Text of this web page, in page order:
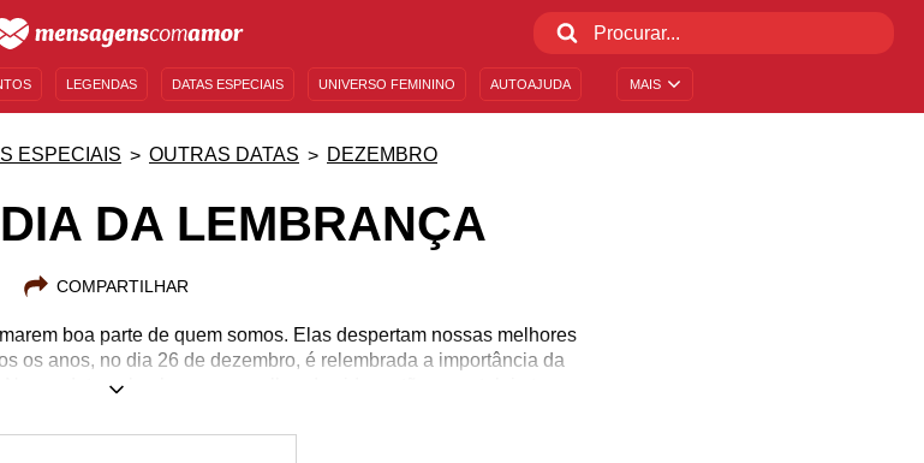
MAIS
LEGENDAS DATAS ESPECIAIS UNIVERSO FEMININO AUTOAJUDA
ESPECIAIS OUTRAS DATAS DEZEMBRO
DA LEMBRANÇA
COMPARTILHAR
boa parte de quem somos. Elas despertam nossas melhores
os anos, no dia 26 de dezembro, é relembrada a importância da
data, relembramos o melhor da vida, então a nostalgia toma
machucar pelas lembranças, viva-as como quem tem a certeza de